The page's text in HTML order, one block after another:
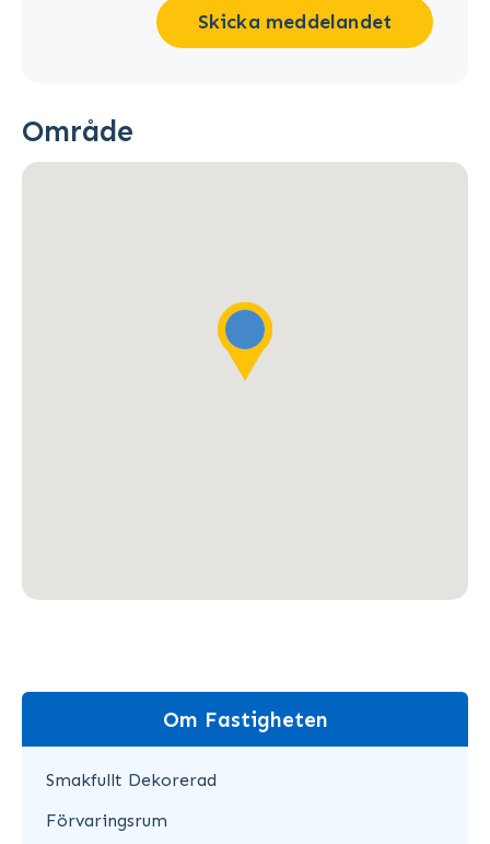
Skicka meddelandet
Område
Om Fastigheten
Smakfullt Dekorerad
Förvaringsrum